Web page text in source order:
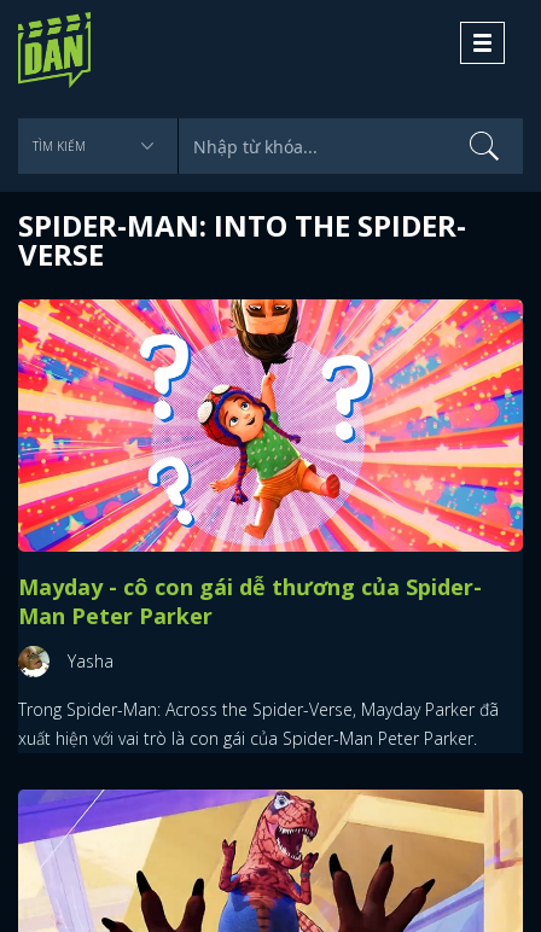
Toggle
SPIDER-MAN: INTO THE SPIDER-
VERSE
Mayday - cô con gái dễ thương của Spider-
Man Peter Parker
Yasha
Trong Spider-Man: Across the Spider-Verse, Mayday Parker đã
xuất hiện với vai trò là con gái của Spider-Man Peter Parker.